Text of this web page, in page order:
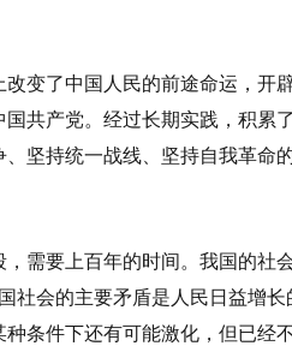
变了中国人民的前途命运，开
共产党。经过长期实践，积累
坚持统一战线、坚持自我革命
需要上百年的时间。我国的社
社会的主要矛盾是人民日益增长
条件下还有可能激化，但已经